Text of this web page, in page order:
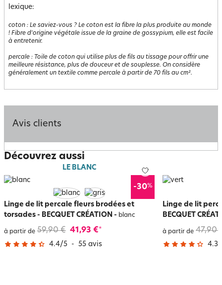
lexique:
coton : Le saviez-vous ? Le coton est la fibre la plus produite au monde
! Fibre d'origine végétale issue de la graine de gossypium, elle est facile
à entretenir.
percale : Toile de coton qui utilise plus de fils au tissage pour offrir une
meilleure résistance, plus de douceur et de souplesse. On considère
généralement un textile comme percale à partir de 70 fils au cm².
Avis clients
Découvrez aussi
LE BLANC
-30%
Linge de lit percale fleurs brodées et
torsades - BECQUET CRÉATION - blanc
à partir de 59,90 € 41,93 €*
4.4/5 - 55 avis
Linge de lit
BECQUET
à partir de 47,90
4.3